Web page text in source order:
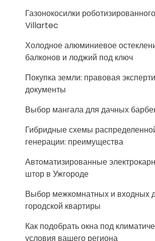
Газонокосилки
Villartec
Холодное алюминиевое
балконов и лоджий под ключ
Покупка земли: правовая
документы
Выбор мангала для дачных
Гибридные схемы
генерации: преимущества
Автоматизированные
штор в Ужгороде
Выбор межкомнатных и входных
городской квартиры
Как подобрать окна под
условия вашего региона